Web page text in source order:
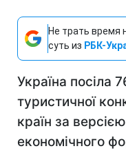
Не трать время
суть из РБК-
Україна посіла
туристичної
країн за
економічного